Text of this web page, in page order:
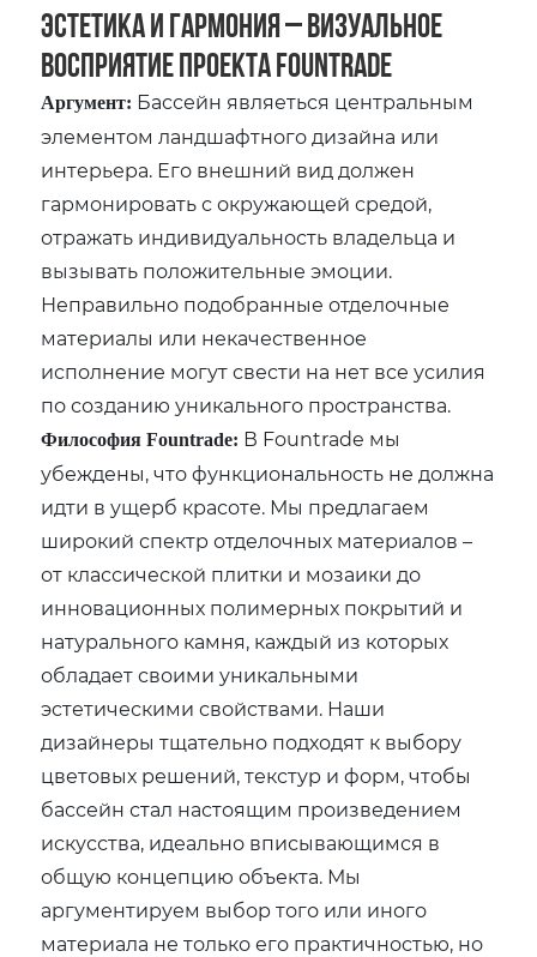
Эстетика и Гармония – Визуальное
Восприятие Проекта Fountrade
Аргумент: Бассейн являеться центральным
элементом ландшафтного дизайна или
интерьера. Его внешний вид должен
гармонировать с окружающей средой‚
отражать индивидуальность владельца и
вызывать положительные эмоции.
Неправильно подобранные отделочные
материалы или некачественное
исполнение могут свести на нет все усилия
по созданию уникального пространства.
Философия Fountrade: В Fountrade мы
убеждены‚ что функциональность не должна
идти в ущерб красоте. Мы предлагаем
широкий спектр отделочных материалов –
от классической плитки и мозаики до
инновационных полимерных покрытий и
натурального камня‚ каждый из которых
обладает своими уникальными
эстетическими свойствами. Наши
дизайнеры тщательно подходят к выбору
цветовых решений‚ текстур и форм‚ чтобы
бассейн стал настоящим произведением
искусства‚ идеально вписывающимся в
общую концепцию объекта. Мы
аргументируем выбор того или иного
материала не только его практичностью‚ но